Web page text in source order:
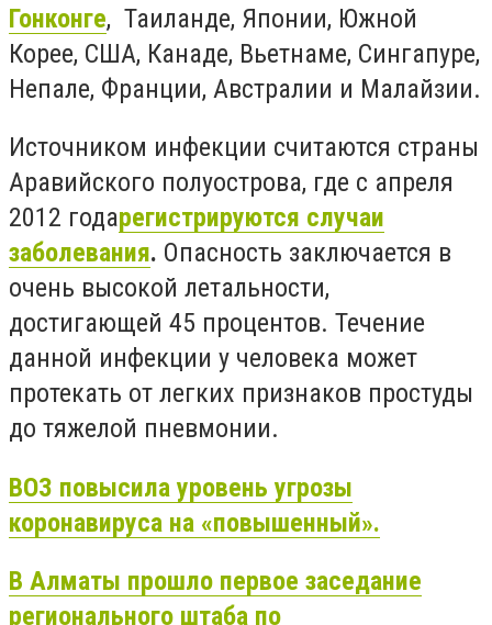
Гонконге, Таиланде, Японии, Южной
Корее, США, Канаде, Вьетнаме, Сингапуре,
Непале, Франции, Австралии и Малайзии.
Источником инфекции считаются страны
Аравийского полуострова, где с апреля
2012 годарегистрируются случаи
заболевания. Опасность заключается в
очень высокой летальности,
достигающей 45 процентов. Течение
данной инфекции у человека может
протекать от легких признаков простуды
до тяжелой пневмонии.
ВОЗ повысила уровень угрозы
коронавируса на «повышенный».
В Алматы прошло первое заседание
регионального штаба по